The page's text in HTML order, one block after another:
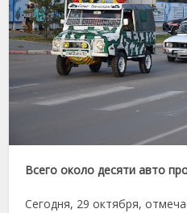
Всего около десяти авто
Сегодня, 29 октября,